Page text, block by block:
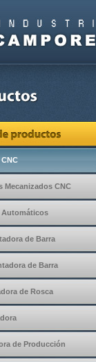
Mecanizados CNC
Automáticos
de Barra
de Barra
de Rosca
de Producción